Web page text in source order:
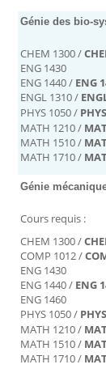
Génie des bio-
CHEM 1300 /
ENG 1430
ENG 1440 / ENG
ENGL 1310 /
PHYS 1050 /
MATH 1210 /
MATH 1510 /
MATH 1710 /
Génie
Cours requis :
CHEM 1300 /
COMP 1012 /
ENG 1430
ENG 1440 / ENG
ENG 1460
PHYS 1050 /
MATH 1210 /
MATH 1510 /
MATH 1710 /